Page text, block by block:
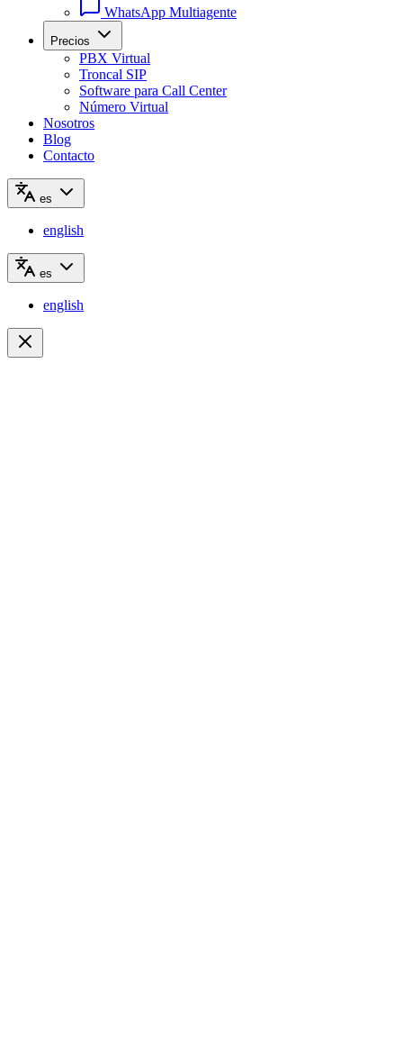
WhatsApp Multiagente
Precios
PBX Virtual
Troncal SIP
Software para Call Center
Número Virtual
Nosotros
Blog
Contacto
es
english
es
english